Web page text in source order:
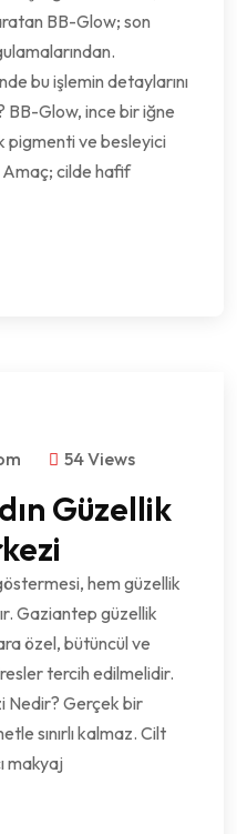
BB-Glow; son
bu işlemin detaylarını
BB-Glow, ince bir iğne
pigmenti ve besleyici
Amaç; cilde hafif
54 Views
Güzellik
hem güzellik
Gaziantep güzellik
özel, bütüncül ve
tercih edilmelidir.
Nedir? Gerçek bir
sınırlı kalmaz. Cilt
makyaj